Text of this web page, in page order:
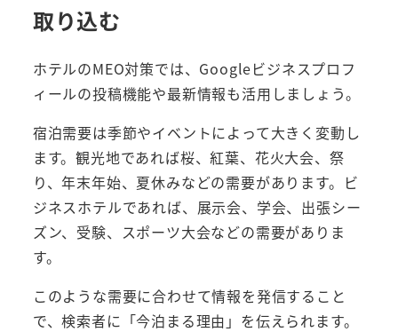
取り込む
ホテルのMEO対策では、Googleビジネスプロフ
ィールの投稿機能や最新情報も活用しましょう。
宿泊需要は季節やイベントによって大きく変動し
ます。観光地であれば桜、紅葉、花火大会、祭
り、年末年始、夏休みなどの需要があります。ビ
ジネスホテルであれば、展示会、学会、出張シー
ズン、受験、スポーツ大会などの需要がありま
す。
このような需要に合わせて情報を発信すること
で、検索者に「今泊まる理由」を伝えられます。